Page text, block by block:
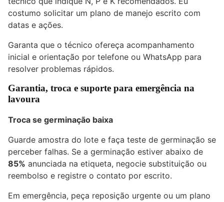
costumo solicitar um plano de manejo escrito com
datas e ações.
Garanta que o técnico ofereça acompanhamento
inicial e orientação por telefone ou WhatsApp para
resolver problemas rápidos.
Garantia, troca e suporte para emergência na
lavoura
Troca se germinação baixa
Guarde amostra do lote e faça teste de germinação se
perceber falhas. Se a germinação estiver abaixo de
85% anunciada na etiqueta, negocie substituição ou
reembolso e registre o contato por escrito.
Em emergência, peça reposição urgente ou um plano